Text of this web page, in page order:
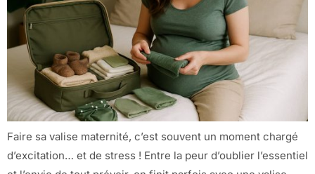
Faire sa valise maternité, c’est souvent un moment chargé
d’excitation… et de stress ! Entre la peur d’oublier l’essentiel